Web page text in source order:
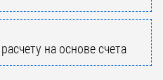
на основе счета